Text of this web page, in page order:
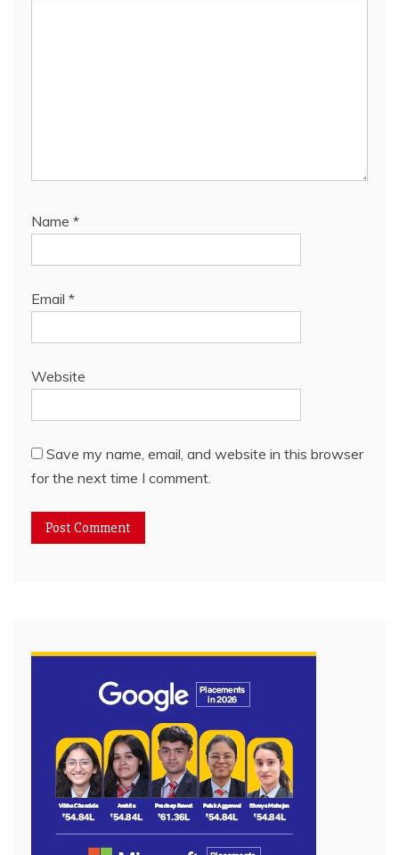
Name *
Email *
Website
Save my name, email, and website in this browser
for the next time I comment.